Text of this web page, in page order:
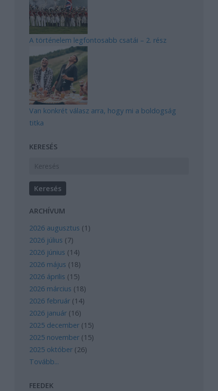
A történelem legfontosabb csatái – 2. rész
Van konkrét válasz arra, hogy mi a boldogság
titka
KERESÉS
ARCHÍVUM
2026 augusztus (1 )
2026 július (7)
2026 június (14)
2026 május (18)
2026 április (15)
2026 március (18)
2026 február (14)
2026 január (16)
2025 december (15)
2025 november (15)
2025 október (26)
Tovább...
FEEDEK